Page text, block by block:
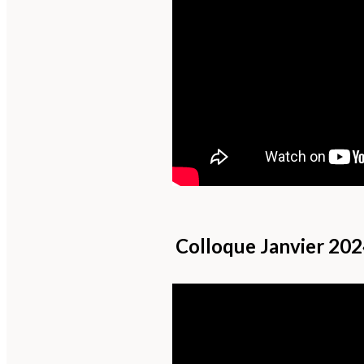
Colloque Janvier